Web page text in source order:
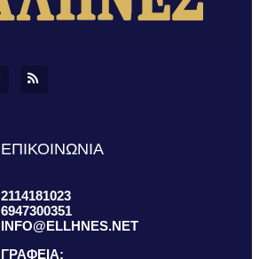
ΕΠΙΚΟΙΝΩΝΙΑ
2114181023
6947300351
INFO@ELLHNES.NET
ΓΡΑΦΕΙΑ: